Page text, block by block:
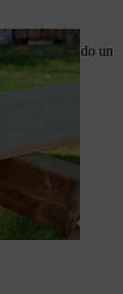
formando un